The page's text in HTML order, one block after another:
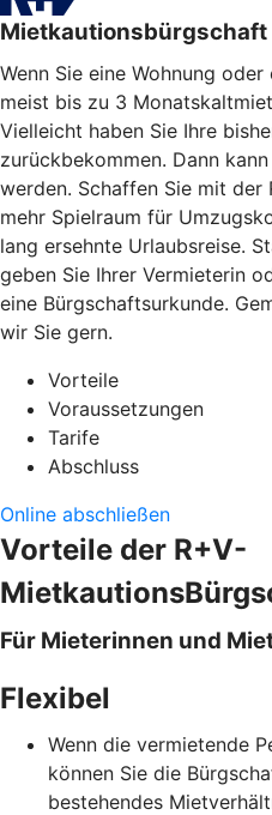
Mietkautionsbürgschaft
Wenn Sie eine Wohnung
meist bis zu 3
Vielleicht haben Sie Ihre
zurückbekommen. Dann
werden. Schaffen Sie mit der
mehr Spielraum für
lang ersehnte Urlaubsreise.
geben Sie Ihrer Vermieterin
eine Bürgschaftsurkunde.
wir Sie gern.
Vorteile
Voraussetzungen
Tarife
Abschluss
Online abschließen
Vorteile der R+V-
Für Mieterinnen und
Flexibel
Wenn die vermietende
können Sie die
bestehendes